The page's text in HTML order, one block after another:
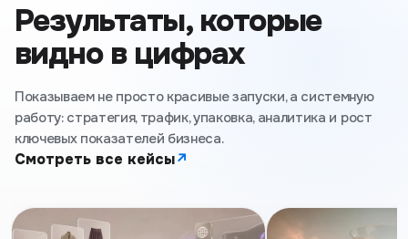
Результаты, которые
видно в цифрах
Показываем не просто красивые запуски, а системную
работу: стратегия, трафик, упаковка, аналитика и рост
ключевых показателей бизнеса.
Смотреть все кейсы↗